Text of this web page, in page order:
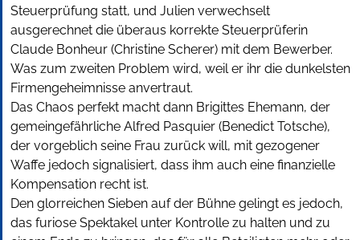
Steuerprüfung statt, und Julien verwechselt
ausgerechnet die überaus korrekte Steuerprüferin
Claude Bonheur (Christine Scherer) mit dem Bewerber.
Was zum zweiten Problem wird, weil er ihr die dunkelsten
Firmengeheimnisse anvertraut.
Das Chaos perfekt macht dann Brigittes Ehemann, der
gemeingefährliche Alfred Pasquier (Benedict Totsche),
der vorgeblich seine Frau zurück will, mit gezogener
Waffe jedoch signalisiert, dass ihm auch eine finanzielle
Kompensation recht ist.
Den glorreichen Sieben auf der Bühne gelingt es jedoch,
das furiose Spektakel unter Kontrolle zu halten und zu